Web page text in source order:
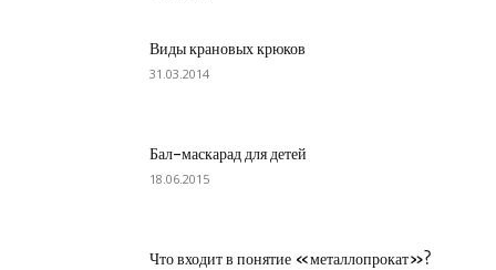
Виды крановых крюков
31.03.2014
Бал-маскарад для детей
18.06.2015
Что входит в понятие «металлопрокат»?